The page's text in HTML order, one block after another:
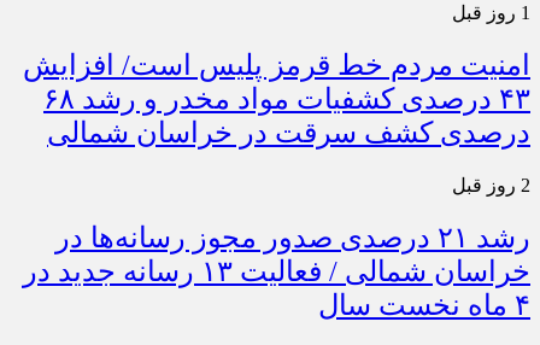
1 روز قبل
امنیت مردم خط قرمز پلیس است/ افزایش
۴۳ درصدی کشفیات مواد مخدر و رشد ۶۸
درصدی کشف سرقت در خراسان شمالی
2 روز قبل
رشد ۲۱ درصدی صدور مجوز رسانه‌ها در
خراسان شمالی / فعالیت ۱۳ رسانه جدید در
۴ ماه نخست سال